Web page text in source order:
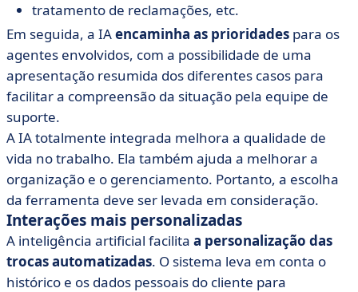
tratamento de reclamações, etc.
Em seguida, a IAencaminha as prioridades para os
agentes envolvidos, com a possibilidade de uma
apresentação resumida dos diferentes casos para
facilitar a compreensão da situação pela equipe de
suporte.
A IA totalmente integrada melhora a qualidade de
vida no trabalho. Ela também ajuda a melhorar a
organização e o gerenciamento. Portanto, a escolha
da ferramenta deve ser levada em consideração.
Interações mais personalizadas
A inteligência artificial facilita a personalização das
trocas automatizadas. O sistema leva em conta o
histórico e os dados pessoais do cliente para